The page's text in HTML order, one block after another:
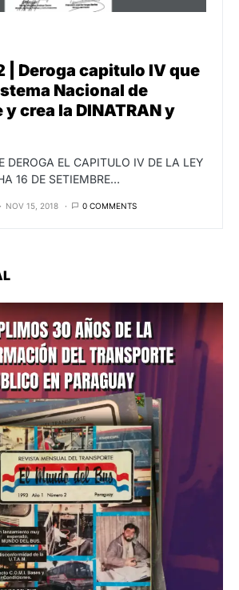
| Deroga capitulo IV que
Nacional de
crea la DINATRAN y
DEROGA EL CAPITULO IV DE LA LEY
16 DE SETIEMBRE…
NOV 15, 2018 0 COMMENTS